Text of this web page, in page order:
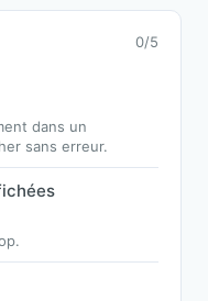
0/5
dans un
sans erreur.